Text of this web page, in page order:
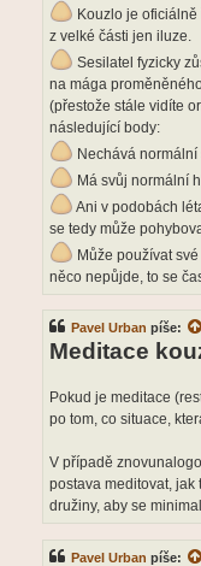
Kouzlo je
z velké části jen iluze.
Sesilatel fyzicky
na mága
(přestože stále vidíte
následující body:
Nechává normální
Má svůj normální
Ani v podobách
se tedy může
Může používat
něco nepůjde, to se
Pavel Urban píše:
Meditace
Pokud je meditace
po tom, co situace,
V případě
postava meditovat, jak
družiny, aby se
Pavel Urban píše: